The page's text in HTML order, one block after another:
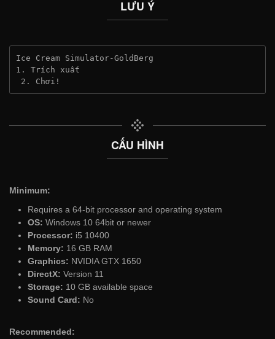
LƯU Ý
Ice Cream Simulator-GoldBerg
1. Trích xuất
2. Chơi!
CẤU HÌNH
Minimum:
Requires a 64-bit processor and operating system
OS: Windows 10 64bit or newer
Processor: i5 10400
Memory: 16 GB RAM
Graphics: NVIDIA GTX 1650
DirectX: Version 11
Storage: 10 GB available space
Sound Card: No
Recommended: